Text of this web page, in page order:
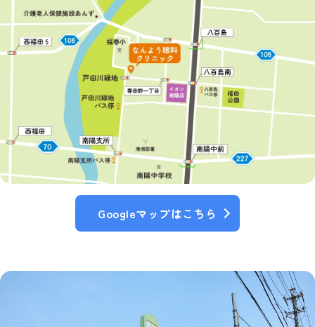
Googleマップはこちら